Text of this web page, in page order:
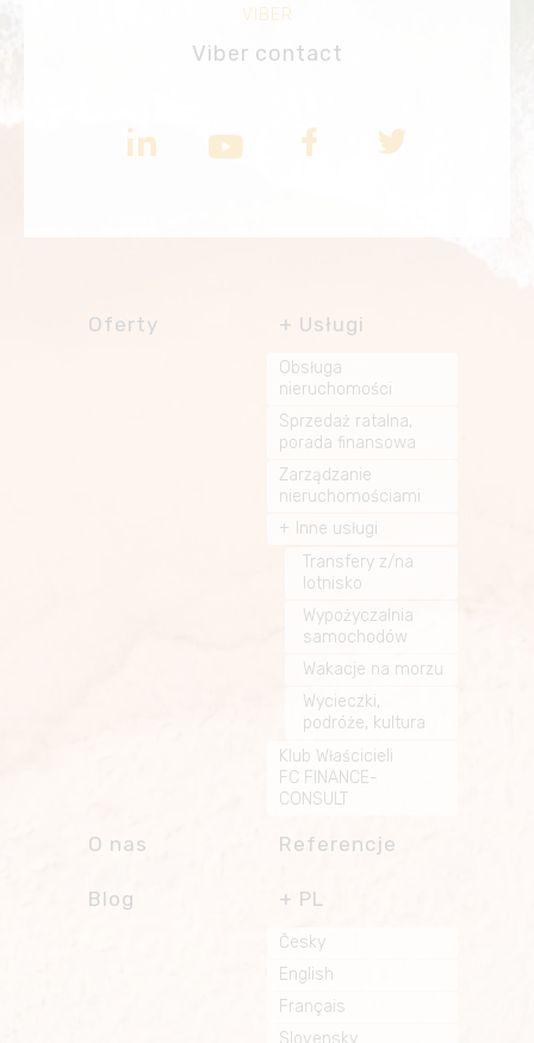
VIBER
Viber contact
Oferty Usługi
Obsługa
nieruchomości
Sprzedaż ratalna,
porada finansowa
Zarządzanie
nieruchomościami
Inne usługi
Transfery z/na
lotnisko
Wypożyczalnia
samochodów
Wakacje na morzu
Wycieczki,
podróże, kultura
Klub Właścicieli
FC FINANCE-
CONSULT
O nas Referencje
Blog PL
Česky
English
Français